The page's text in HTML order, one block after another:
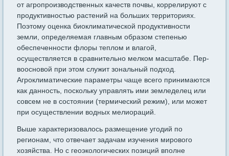
от агропроизводственных качеств почвы, коррелируют с
продуктивностью растений на больших территориях.
Поэтому оценка биоклиматической продуктивности
земли, определяемая главным образом степенью
обеспеченности флоры теп­лом и влагой,
осуществляется в сравнительно мелком масштабе. Пер­
воосновой при этом служит зональный подход.
Агроклиматические параметры чаще всего принимаются
как данность, поскольку управ­лять ими земледелец или
совсем не в состоянии (термический ре­жим), или может
при осуществлении водных мелиораций.
Выше характеризовалось размещение угодий по
регионам, что отвечает задачам изучения мирового
хозяйства. Но с геоэкологиче­ских позиций вполне